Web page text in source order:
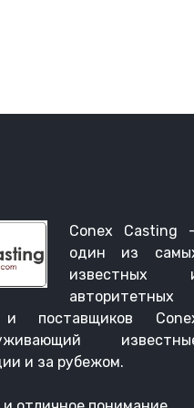
Conex Casting
один из
известных
авторитетных
и поставщиков
и за рубежом.